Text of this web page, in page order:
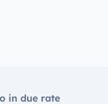
in due rate